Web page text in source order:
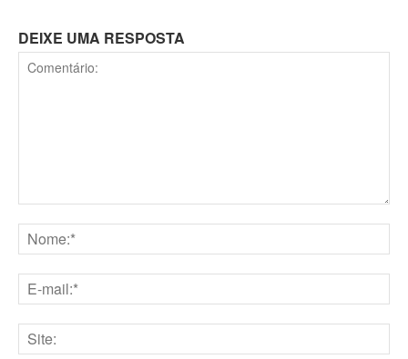
DEIXE UMA RESPOSTA
mail:*